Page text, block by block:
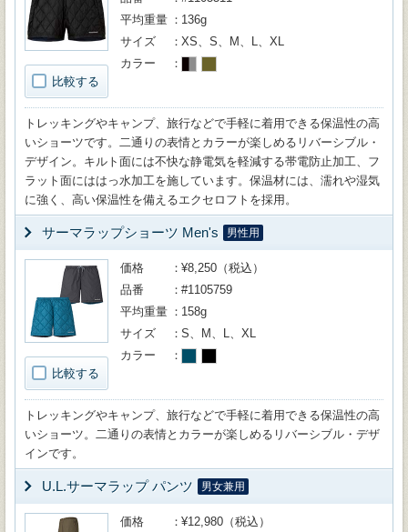
比較する
平均重量
136g
サイズ
XS、S、M、L、XL
カラー
トレッキングやキャンプ、旅行などで手軽に着用できる保温性の高
いショーツです。二通りの表情とカラーが楽しめるリバーシブル・
デザイン。キルト面には不快な静電気を軽減する帯電防止加工、フ
ラット面にははっ水加工を施しています。保温材には、濡れや湿気
に強く、高い保温性を備えるエクセロフトを採用。
サーマラップショーツ Men's 男性用
比較する
価格
¥8,250（税込）
品番
#1105759
平均重量
158g
サイズ
S、M、L、XL
カラー
トレッキングやキャンプ、旅行などで手軽に着用できる保温性の高
いショーツ。二通りの表情とカラーが楽しめるリバーシブル・デザ
インです。
U.L.サーマラップ パンツ 男女兼用
価格
¥12,980（税込）